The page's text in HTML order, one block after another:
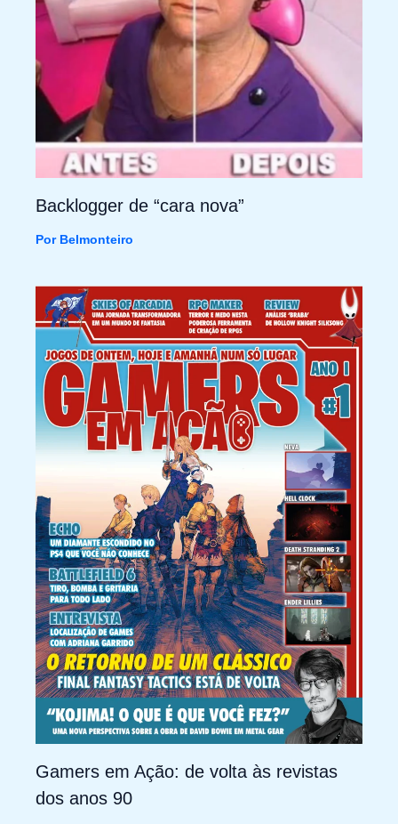
Backlogger de “cara nova”
Por Belmonteiro
Gamers em Ação: de volta às revistas
dos anos 90